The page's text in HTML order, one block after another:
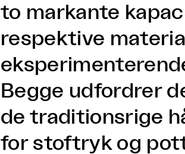
to markante
respektive
Begge udfordrer
de traditionsrige
for stoftryk og